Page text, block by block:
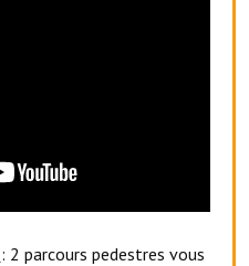
: 2 parcours pedestres vous